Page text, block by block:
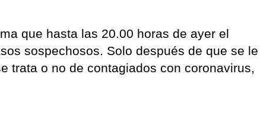
que hasta las 20.00 horas de ayer el
sospechosos. Solo después de que se le
trata o no de contagiados con coronavirus,